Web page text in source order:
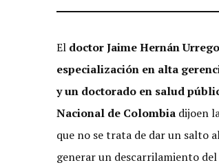
El doctor Jaime Hernán
especialización en alta
y un doctorado en salud
Nacional de Colombia dijoen
que no se trata de dar un salto
generar un descarrilamiento